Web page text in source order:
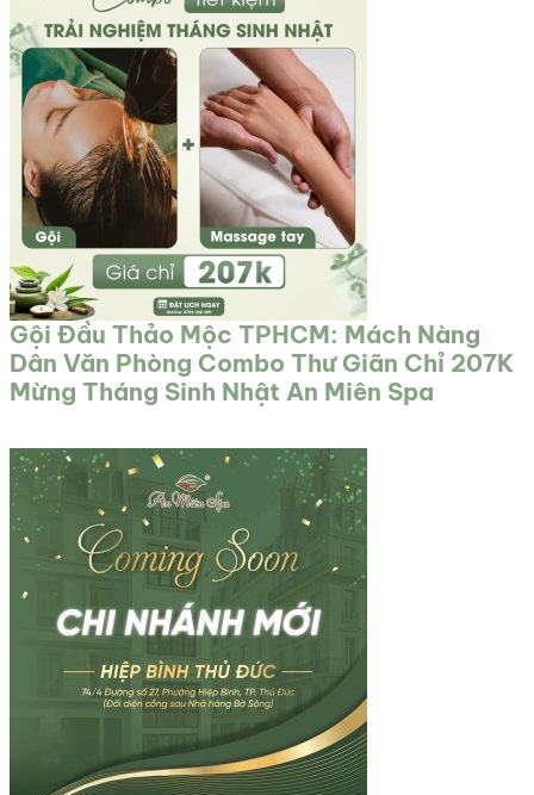
Gội Đầu Thảo Mộc TPHCM: Mách Nàng
Dân Văn Phòng Combo Thư Giãn Chỉ 207K
Mừng Tháng Sinh Nhật An Miên Spa